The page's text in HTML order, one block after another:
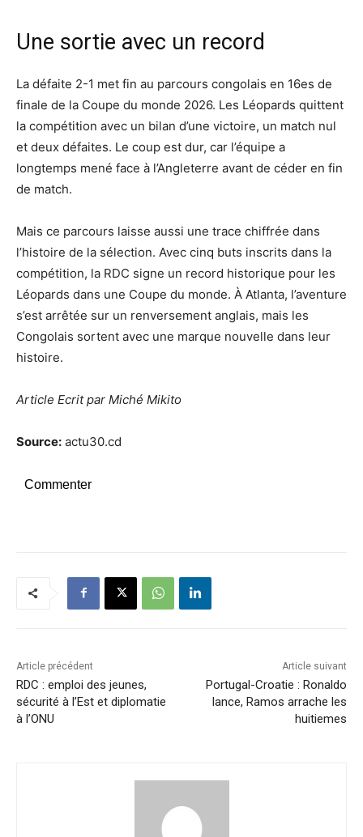
Une sortie avec un record
La défaite 2-1 met fin au parcours congolais en 16es de
finale de la Coupe du monde 2026. Les Léopards quittent
la compétition avec un bilan d’une victoire, un match nul
et deux défaites. Le coup est dur, car l’équipe a
longtemps mené face à l’Angleterre avant de céder en fin
de match.
Mais ce parcours laisse aussi une trace chiffrée dans
l’histoire de la sélection. Avec cinq buts inscrits dans la
compétition, la RDC signe un record historique pour les
Léopards dans une Coupe du monde. À Atlanta, l’aventure
s’est arrêtée sur un renversement anglais, mais les
Congolais sortent avec une marque nouvelle dans leur
histoire.
Article Ecrit par Miché Mikito
Source: actu30.cd
Commenter
Article précédent
RDC : emploi des jeunes,
sécurité à l’Est et diplomatie
à l’ONU
Article suivant
Portugal-Croatie : Ronaldo
lance, Ramos arrache les
huitiemes